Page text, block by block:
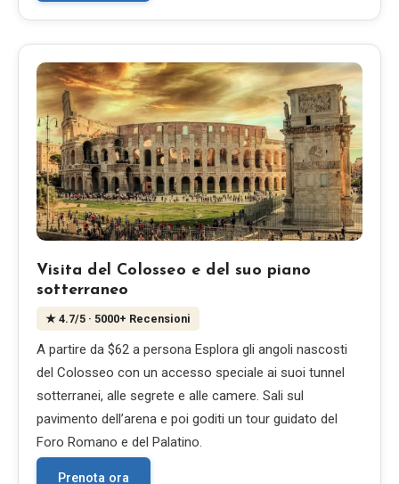
Visita del Colosseo e del suo piano
sotterraneo
★ 4.7/5 · 5000+ Recensioni
A partire da $62 a persona Esplora gli angoli nascosti
del Colosseo con un accesso speciale ai suoi tunnel
sotterranei, alle segrete e alle camere. Sali sul
pavimento dell’arena e poi goditi un tour guidato del
Foro Romano e del Palatino.
Prenota ora